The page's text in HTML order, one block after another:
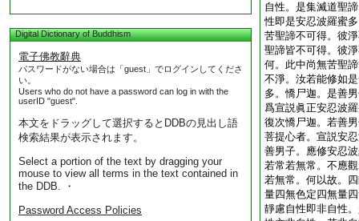
Digital Dictionary of Buddhism
電子佛教辭典
パスワードがない場合は「guest」でログインしてくださ
い。
Users who do not have a password can log in with the
userID "guest".
本文をドラッグして選択するとDDBの見出し語
検索結果が表示されます。
Select a portion of the text by dragging your
mouse to view all terms in the text contained in
the DDB. ・
Password Access Policies
自性。是集滅道聖
性即是安忍波羅蜜
苦聖諦不可得。彼
聖諦皆不可得。彼
何。此中尚無苦聖
不淨。汝若能修如
多。憍尸迦。是善
爲宣説眞正安忍波
復次憍尸迦。若善
菩提心者。宣説安
善男子。應修安忍
若常若無常。不應
若無常。何以故。
量四無色定四無量
靜慮自性即非自性